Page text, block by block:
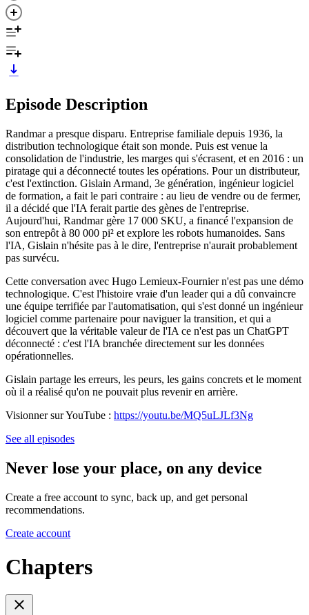
Episode Description
Randmar a presque disparu. Entreprise familiale depuis 1936, la
distribution technologique était son monde. Puis est venue la
consolidation de l'industrie, les marges qui s'écrasent, et en 2016 : un
piratage qui a déconnecté toutes les opérations. Pour un distributeur,
c'est l'extinction. Gislain Armand, 3e génération, ingénieur logiciel
de formation, a fait le pari contraire : au lieu de vendre ou de fermer,
il a décidé que l'IA ferait partie des gènes de l'entreprise.
Aujourd'hui, Randmar gère 17 000 SKU, a financé l'expansion de
son entrepôt à 80 000 pi² et explore les robots humanoides. Sans
l'IA, Gislain n'hésite pas à le dire, l'entreprise n'aurait probablement
pas survécu.
Cette conversation avec Hugo Lemieux-Fournier n'est pas une démo
technologique. C'est l'histoire vraie d'un leader qui a dû convaincre
une équipe terrifiée par l'automatisation, qui s'est donné un ingénieur
logiciel comme partenaire pour naviguer la transition, et qui a
découvert que la véritable valeur de l'IA ce n'est pas un ChatGPT
déconnecté : c'est l'IA branchée directement sur les données
opérationnelles.
Gislain partage les erreurs, les peurs, les gains concrets et le moment
où il a réalisé qu'on ne pouvait plus revenir en arrière.
Visionner sur YouTube : https://youtu.be/MQ5uLJLf3Ng
See all episodes
Never lose your place, on any device
Create a free account to sync, back up, and get personal
recommendations.
Create account
Chapters